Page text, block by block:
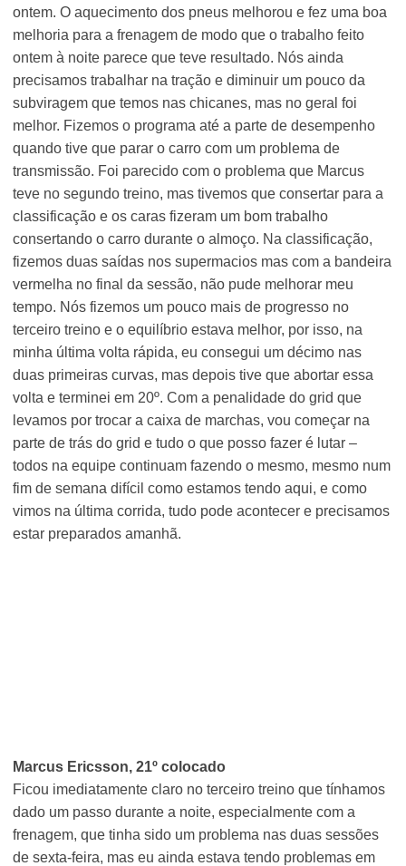
ontem. O aquecimento dos pneus melhorou e fez uma boa
melhoria para a frenagem de modo que o trabalho feito
ontem à noite parece que teve resultado. Nós ainda
precisamos trabalhar na tração e diminuir um pouco da
subviragem que temos nas chicanes, mas no geral foi
melhor. Fizemos o programa até a parte de desempenho
quando tive que parar o carro com um problema de
transmissão. Foi parecido com o problema que Marcus
teve no segundo treino, mas tivemos que consertar para a
classificação e os caras fizeram um bom trabalho
consertando o carro durante o almoço. Na classificação,
fizemos duas saídas nos supermacios mas com a bandeira
vermelha no final da sessão, não pude melhorar meu
tempo. Nós fizemos um pouco mais de progresso no
terceiro treino e o equilíbrio estava melhor, por isso, na
minha última volta rápida, eu consegui um décimo nas
duas primeiras curvas, mas depois tive que abortar essa
volta e terminei em 20º. Com a penalidade do grid que
levamos por trocar a caixa de marchas, vou começar na
parte de trás do grid e tudo o que posso fazer é lutar –
todos na equipe continuam fazendo o mesmo, mesmo num
fim de semana difícil como estamos tendo aqui, e como
vimos na última corrida, tudo pode acontecer e precisamos
estar preparados amanhã.
Marcus Ericsson, 21º colocado
Ficou imediatamente claro no terceiro treino que tínhamos
dado um passo durante a noite, especialmente com a
frenagem, que tinha sido um problema nas duas sessões
de sexta-feira, mas eu ainda estava tendo problemas em